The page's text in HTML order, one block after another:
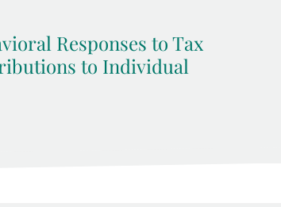
Responses to Tax
to Individual